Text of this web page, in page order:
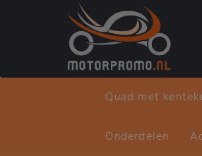
Quad met
Onderdelen